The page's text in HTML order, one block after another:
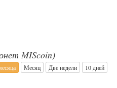
MIScoin)
Месяц Две недели
10 дней